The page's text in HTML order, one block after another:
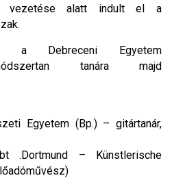
vezetése alatt indult el a
a Debreceni Egyetem
tanára majd
Egyetem (Bp.) – gitártanár,
– Künstlerische